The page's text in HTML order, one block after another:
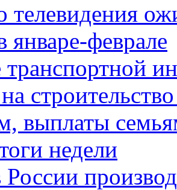
телевидения
январе-феврале
транспортной
выплаты
недели
России